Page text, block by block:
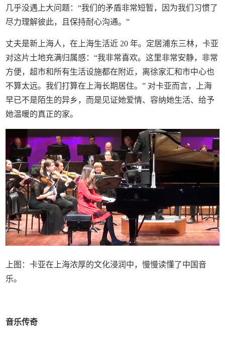
几乎没遇上大问题：“我们的矛盾非常短暂，因为我们习惯了
尽力理解彼此，且保持耐心沟通。”
丈夫是新上海人，在上海生活近 20 年。定居浦东三林，卡亚
对这片土地充满归属感：“我非常喜欢。这里非常安静，非常
方便，超市和所有生活设施都在附近，离徐家汇和市中心也
不算太远。我们打算在上海长期居住。” 对卡亚而言，上海
早已不是陌生的异乡，而是见证她爱情、容纳她生活、给予
她温暖的真正的家。
上图：卡亚在上海浓厚的文化浸润中，慢慢读懂了中国音
乐。
音乐传奇